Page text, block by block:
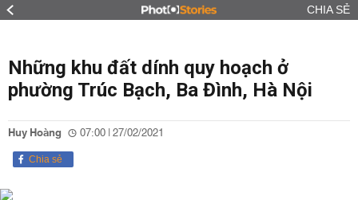
CHIA SẺ
Những khu đất dính quy hoạch ở
phường Trúc Bạch, Ba Đình, Hà Nội
Huy Hoàng 07:00 | 27/02/2021
Chia sẻ